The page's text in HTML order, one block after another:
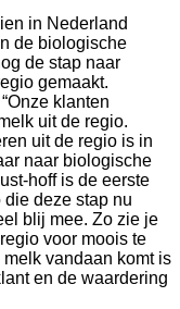
in Nederland
de biologische
de stap naar
gemaakt.
klanten
uit de regio.
uit de regio is in
naar biologische
hoff is de eerste
deze stap nu
blij mee. Zo zie je
voor moois te
vandaan komt is
en de waardering